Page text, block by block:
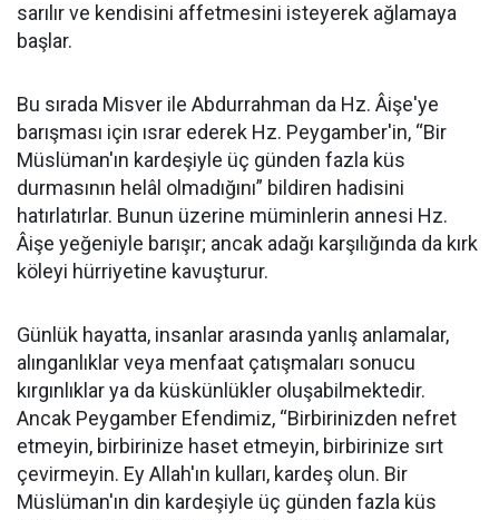
sarılır ve kendisini affetmesini isteyerek ağlamaya
başlar.
Bu sırada Misver ile Abdurrahman da Hz. Âişe'ye
barışması için ısrar ederek Hz. Peygamber'in, “Bir
Müslüman'ın kardeşiyle üç günden fazla küs
durmasının helâl olmadığını” bildiren hadisini
hatırlatırlar. Bunun üzerine müminlerin annesi Hz.
Âişe yeğeniyle barışır; ancak adağı karşılığında da kırk
köleyi hürriyetine kavuşturur.
Günlük hayatta, insanlar arasında yanlış anlamalar,
alınganlıklar veya menfaat çatışmaları sonucu
kırgınlıklar ya da küskünlükler oluşabilmektedir.
Ancak Peygamber Efendimiz, “Birbirinizden nefret
etmeyin, birbirinize haset etmeyin, birbirinize sırt
çevirmeyin. Ey Allah'ın kulları, kardeş olun. Bir
Müslüman'ın din kardeşiyle üç günden fazla küs